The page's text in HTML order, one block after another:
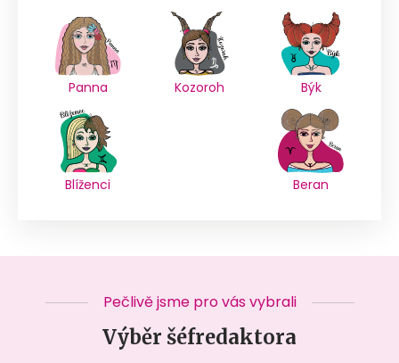
Panna Kozoroh Býk
Blíženci Beran
Pečlivě jsme pro vás vybrali
Výběr šéfredaktora